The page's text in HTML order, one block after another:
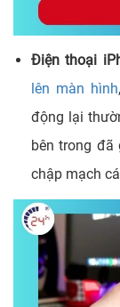
Điện thoại
lên màn hình
động lại
bên trong đã
chập mạch